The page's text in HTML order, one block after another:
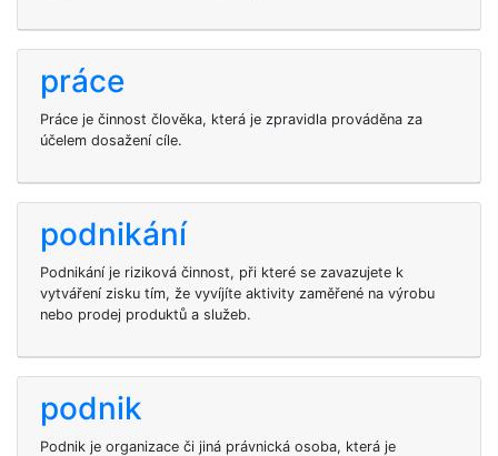
práce
Práce je činnost člověka, která je zpravidla prováděna za
účelem dosažení cíle.
podnikání
Podnikání je riziková činnost, při které se zavazujete k
vytváření zisku tím, že vyvíjíte aktivity zaměřené na výrobu
nebo prodej produktů a služeb.
podnik
Podnik je organizace či jiná právnická osoba, která je